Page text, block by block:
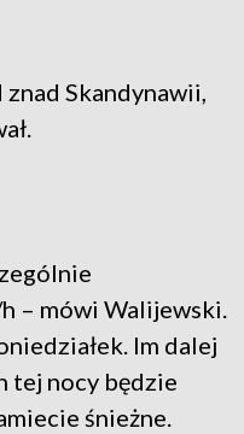
Skandynawii,
– mówi Walijewski.
Im dalej
tej nocy będzie
śnieżne.